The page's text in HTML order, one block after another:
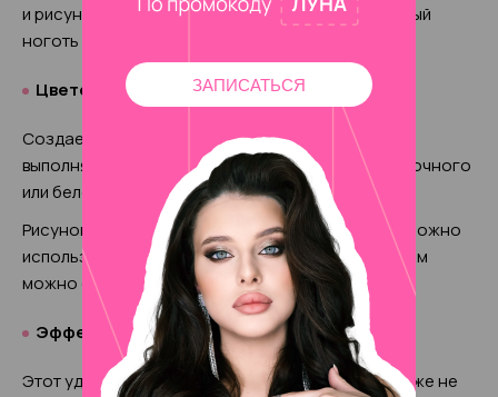
и рисунки. Самые смелые могутраскрасить каждый
ноготь в свой цвет.
Цветочный дизайн
Создает романтичный и нежный эффект. Можно
выполнять цветочный нейл-арт на подложке молочного
или белого оттенка.
Рисунок может наноситься вручную мастером, можно
использовать наклейки и штампы. Таким способом
можно создать осеннее настроение.
Эффект “кошачий глаз”
Этот удивительный дизайн популярен у модниц уже не
ЗАПИСАТЬСЯ